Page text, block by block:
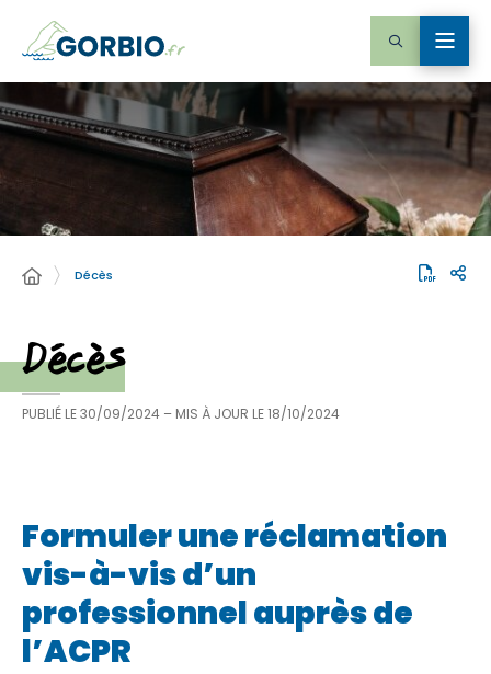
Décès
Décès
PUBLIÉ LE30/09/2024 – MIS À JOUR LE18/10/2024
Formuler une réclamation
vis-à-vis d’un
professionnel auprès de
l’ACPR